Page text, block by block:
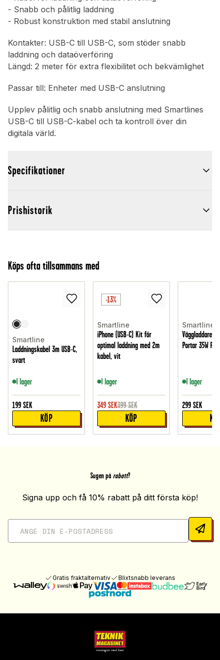
- Snabb och pålitlig laddning
- Robust konstruktion med stabil anslutning
Kontakter: USB-C till USB-C, som stöder snabb
laddning och dataöverföring
Längd: 2 meter för extra flexibilitet och bekvämlighet
Passar till: Enheter med USB-C anslutning
Upplev pålitlig och snabb anslutning med Smartlines
USB-C till USB-C-kabel och ta kontroll över din
digitala värld.
Specifikationer
Prishistorik
Köps ofta tillsammans med
Smartline
Laddningskabel 3m USB-C,
svart
I lager
199 SEK
KÖP
-13%
Smartline
iPhone (USB-C) Kit för
optimal laddning med 2m
kabel, vit
I lager
349 SEK399 SEK
KÖP
Smartline
Väggladdare
Portar 35W
I lager
299 SEK
Sugen på rabatt?
Signa upp och få 10% rabatt på ditt första köp!
Gratis fraktalternativ Blixtsnabb leverans